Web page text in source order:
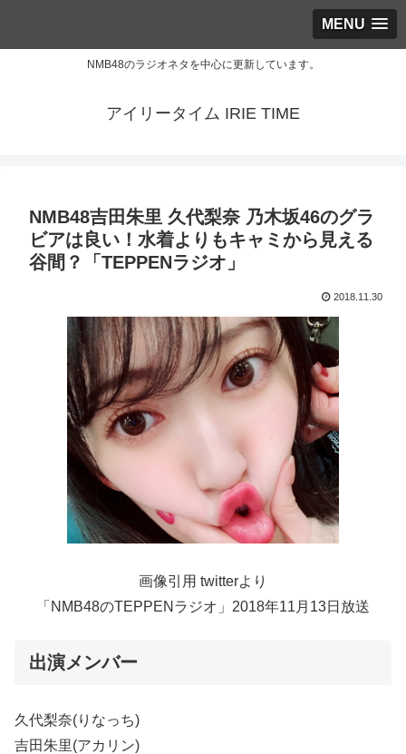
MENU
NMB48のラジオネタを中心に更新しています。
アイリータイム IRIE TIME
NMB48吉田朱里 久代梨奈 乃木坂46のグラ
ビアは良い！水着よりもキャミから見える
谷間？「TEPPENラジオ」
2018.11.30
画像引用 twitterより
「NMB48のTEPPENラジオ」2018年11月13日放送
出演メンバー
久代梨奈(りなっち)
吉田朱里(アカリン)